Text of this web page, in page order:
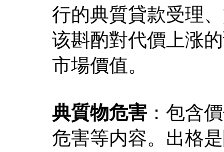
行的典質貸款受理
该斟酌對代價上涨
市場價值。
典質物危害 ：包含
危害等内容。出格